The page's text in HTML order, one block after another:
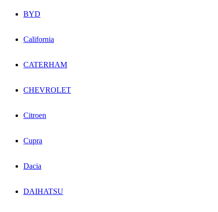
BYD
California
CATERHAM
CHEVROLET
Citroen
Cupra
Dacia
DAIHATSU